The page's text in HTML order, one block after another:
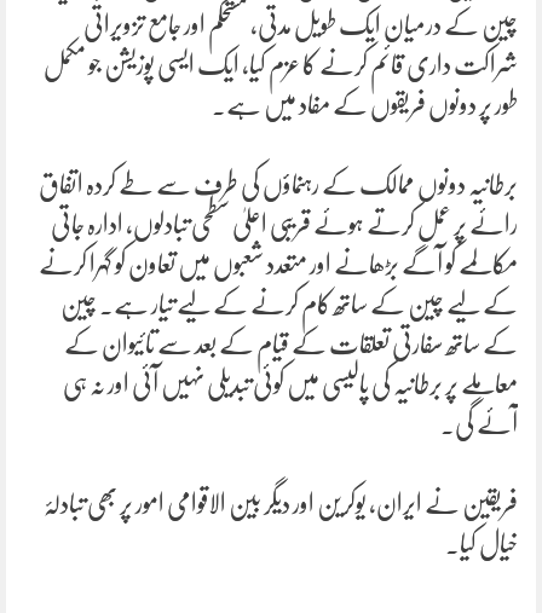
چین کے درمیان ایک طویل مدتی، مستحکم اور جامع تزویراتی
شراکت داری قائم کرنے کا عزم کیا، ایک ایسی پوزیشن جو مکمل
طور پر دونوں فریقوں کے مفاد میں ہے۔
برطانیہ دونوں ممالک کے رہنماؤں کی طرف سے طے کردہ اتفاق
رائے پر عمل کرتے ہوئے قریبی اعلیٰ سطحی تبادلوں، ادارہ جاتی
مکالمے کو آگے بڑھانے اور متعدد شعبوں میں تعاون کو گہرا کرنے
کے لیے چین کے ساتھ کام کرنے کے لیے تیار ہے۔ چین
کے ساتھ سفارتی تعلقات کے قیام کے بعد سے تائیوان کے
معاملے پر برطانیہ کی پالیسی میں کوئی تبدیلی نہیں آئی اور نہ ہی
آئے گی۔
فریقین نے ایران، یوکرین اور دیگر بین الاقوامی امور پر بھی تبادلۂ
خیال کیا۔